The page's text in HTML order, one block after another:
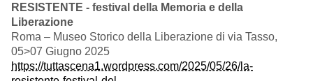
RESISTENTE - festival della Memoria e della
Liberazione
Roma – Museo Storico della Liberazione di via Tasso,
05>07 Giugno 2025
https://tuttascena1.wordpress.com/2025/05/26/la-